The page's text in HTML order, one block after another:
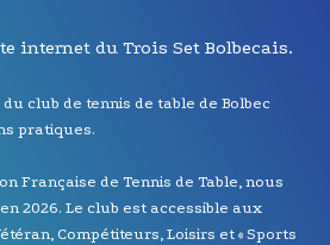
internet du Trois Set Bolbecais.
club de tennis de table de Bolbec
pratiques.
Française de Tennis de Table, nous
2026. Le club est accessible aux
Compétiteurs, Loisirs et « Sports